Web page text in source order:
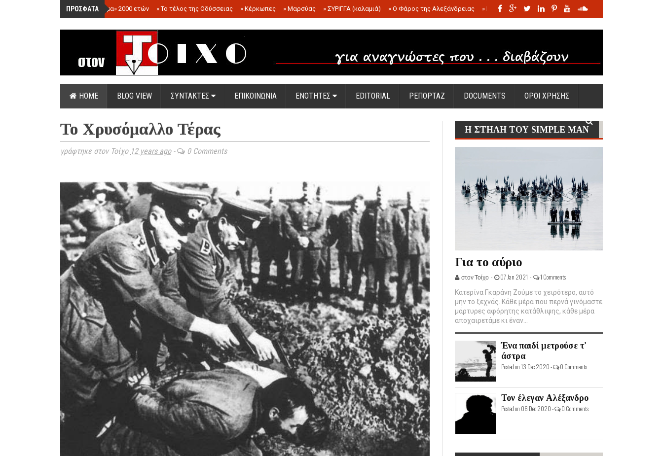
ΠΡΟΣΦΑΤΑ
»«Ολόγραμμα» 2000 ετών »Το τέλος της Οδύσσειας » Κέρκωπες » Μαρσύας » ΣΥΡΙΓΓΑ (καλαμιά) » Ο Φάρος της Αλεξάνδρειας » Η σφαγή των νηπίων της Σάντας
.
HOME BLOG VIEW ΣΥΝΤΑΚΤΕΣ ΕΠΙΚΟΙΝΩΝΙΑ ΕΝΟΤΗΤΕΣ EDITORIAL ΡΕΠΟΡΤΑΖ DOCUMENTS ΟΡΟΙ ΧΡΗΣΗΣ
Το Χρυσόμαλλο Τέρας
γράφτηκε στον Τοίχο 12 years ago- 0 Comments
Η ΣΤΗΛΗ ΤΟΥ SIMPLE MAN
Για το αύριο
στον Τοίχο - 07 Jan 2021 - 1 Comments
Κατερίνα Γκαράνη Ζούμε το χειρότερο, αυτό
μην το ξεχνάς. Κάθε μέρα που περνά γινόμαστε
μάρτυρες αφόρητης κατάθλιψης, κάθε μέρα
αποχαιρετάμε κι έναν...
Ένα παιδί μετρούσε τ'
άστρα
Posted on 13 Dec 2020 - 0 Comments
Τον έλεγαν Αλέξανδρο
Posted on 06 Dec 2020 - 0 Comments